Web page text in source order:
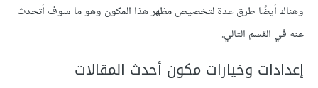
وهناك أيضًا طرق عدة لتخصيص مظهر هذا المكون وهو ما سوف أتحدث
عنه في القسم التالي.
إعدادات وخيارات مكون أحدث المقالات